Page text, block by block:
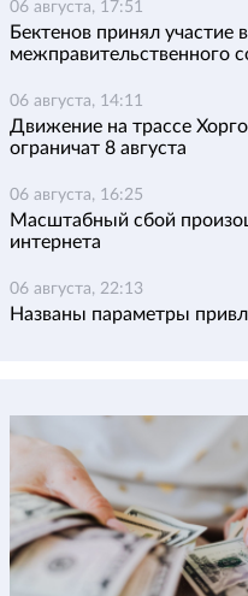
06 августа, 17:51
Бектенов принял участие
межправительственного
06 августа, 14:11
Движение на трассе
ограничат 8 августа
06 августа, 16:25
Масштабный сбой
интернета
06 августа, 22:13
Названы параметры